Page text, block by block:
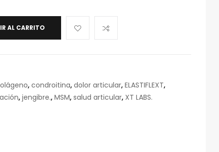
AL CARRITO
, condroitina, dolor articular, ELASTIFLEXT,
, jengibre., MSM, salud articular, XT LABS.